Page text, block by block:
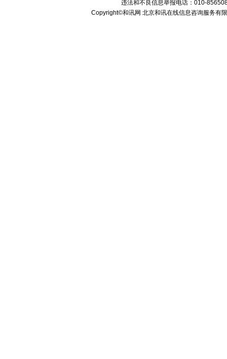
违法和不良信息举报电话：010-
Copyright©和讯网 北京和讯在线信息咨询服务有